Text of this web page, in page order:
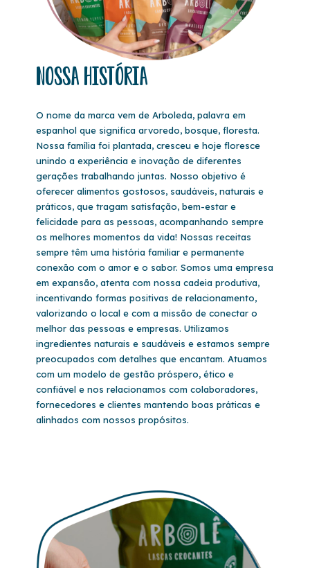
Nossa História
O nome da marca vem de Arboleda, palavra em
espanhol que significa arvoredo, bosque, floresta.
Nossa família foi plantada, cresceu e hoje floresce
unindo a experiência e inovação de diferentes
gerações trabalhando juntas. Nosso objetivo é
oferecer alimentos gostosos, saudáveis, naturais e
práticos, que tragam satisfação, bem-estar e
felicidade para as pessoas, acompanhando sempre
os melhores momentos da vida! Nossas receitas
sempre têm uma história familiar e permanente
conexão com o amor e o sabor. Somos uma empresa
em expansão, atenta com nossa cadeia produtiva,
incentivando formas positivas de relacionamento,
valorizando o local e com a missão de conectar o
melhor das pessoas e empresas. Utilizamos
ingredientes naturais e saudáveis e estamos sempre
preocupados com detalhes que encantam. Atuamos
com um modelo de gestão próspero, ético e
confiável e nos relacionamos com colaboradores,
fornecedores e clientes mantendo boas práticas e
alinhados com nossos propósitos.